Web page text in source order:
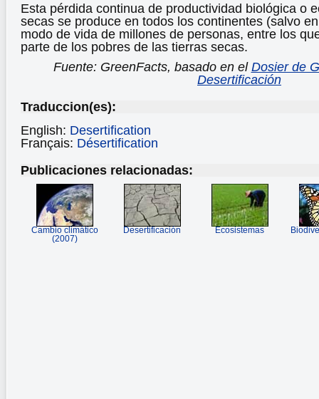
Esta pérdida continua de productividad biológica o
secas se produce en todos los continentes (salvo
modo de vida de millones de personas, entre los
parte de los pobres de las tierras secas.
Fuente: GreenFacts, basado en elDosier de
Desertificación
Traduccion(es):
English: Desertification
Français: Désertification
Publicaciones relacionadas:
Cambio climático
(2007)
Desertificación Ecosistemas